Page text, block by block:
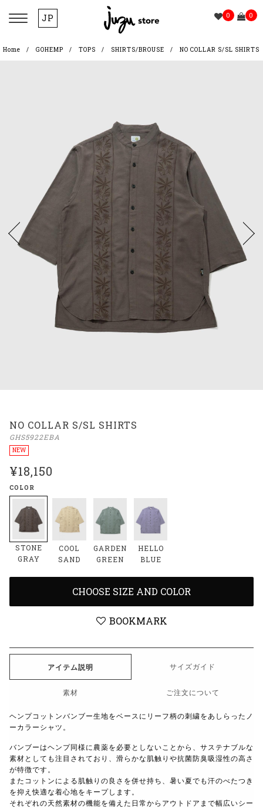
JP 0 0
Home GOHEMP TOPS SHIRTS/BROUSE NO COLLAR S/SL SHIRTS
NO COLLAR S/SL SHIRTS
GHS5922EBA
NEW
¥18,150
COLOR
STONE
GRAY
COOL
SAND
GARDEN
GREEN
HELLO
BLUE
CHOOSE SIZE AND COLOR
BOOKMARK
アイテム説明 サイズガイド
素材 ご注文について
ヘンプコットンバンブー生地をベースにリーフ柄の刺繍をあしらったノ
ーカラーシャツ。
バンブーはヘンプ同様に農薬を必要としないことから、サステナブルな
素材としても注目されており、滑らかな肌触りや抗菌防臭吸湿性の高さ
が特徴です。
またコットンによる肌触りの良さを併せ持ち、暑い夏でも汗のべたつき
を抑え快適な着心地をキープします。
それぞれの天然素材の機能を備えた日常からアウトドアまで幅広いシー